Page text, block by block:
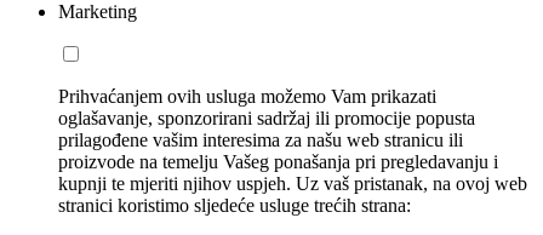
Marketing
Prihvaćanjem ovih usluga možemo Vam prikazati
oglašavanje, sponzorirani sadržaj ili promocije popusta
prilagođene vašim interesima za našu web stranicu ili
proizvode na temelju Vašeg ponašanja pri pregledavanju i
kupnji te mjeriti njihov uspjeh. Uz vaš pristanak, na ovoj web
stranici koristimo sljedeće usluge trećih strana: